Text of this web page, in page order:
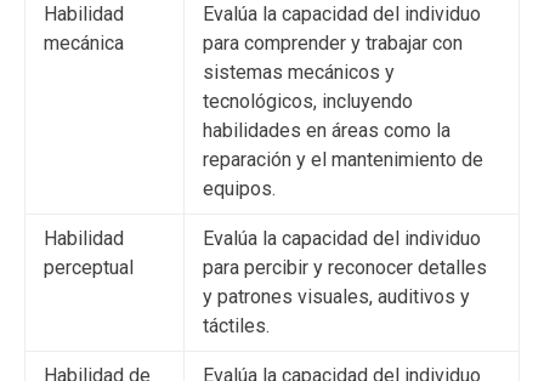
Habilidad
mecánica
Evalúa la capacidad del individuo
para comprender y trabajar con
sistemas mecánicos y
tecnológicos, incluyendo
habilidades en áreas como la
reparación y el mantenimiento de
equipos.
Habilidad
perceptual
Evalúa la capacidad del individuo
para percibir y reconocer detalles
y patrones visuales, auditivos y
táctiles.
Habilidad de
Evalúa la capacidad del individuo